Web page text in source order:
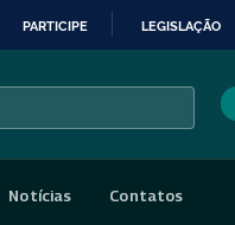
PARTICIPE LEGISLAÇÃO
Notícias Contatos